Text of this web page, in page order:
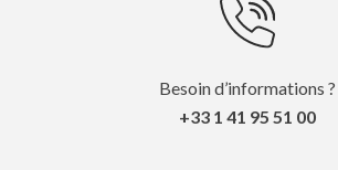
Besoin d’informations ?
+33 1 41 95 51 00